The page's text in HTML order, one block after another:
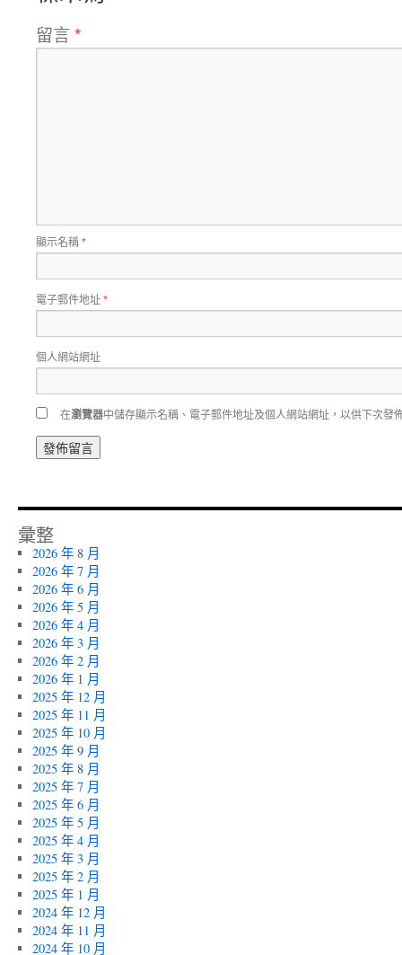
留言 *
顯示名稱*
電子郵件地址*
個人網站網址
在瀏覽器中儲存顯示名稱、電子郵件地址及個人網站網址，以供下次發
彙整
2026 年 8 月
2026 年 7 月
2026 年 6 月
2026 年 5 月
2026 年 4 月
2026 年 3 月
2026 年 2 月
2026 年 1 月
2025 年 12 月
2025 年 11 月
2025 年 10 月
2025 年 9 月
2025 年 8 月
2025 年 7 月
2025 年 6 月
2025 年 5 月
2025 年 4 月
2025 年 3 月
2025 年 2 月
2025 年 1 月
2024 年 12 月
2024 年 11 月
2024 年 10 月